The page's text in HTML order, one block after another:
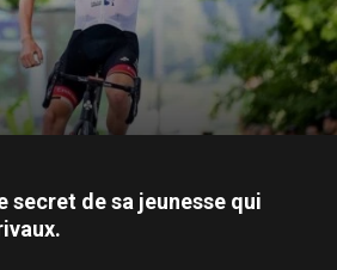
secret de sa jeunesse qui